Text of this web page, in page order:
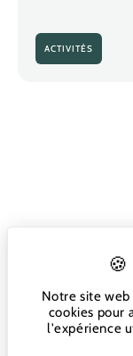
ACTIVITÉS
M@rcel
Notre site
cookies pour
l'expérience